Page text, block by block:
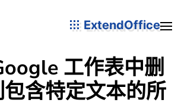
ExtendOffice
工作表中删
包含特定文本的所